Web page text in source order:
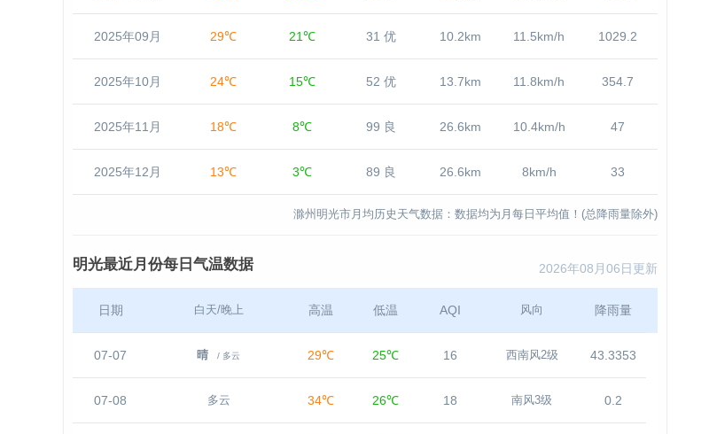
2025年09月 29℃ 21℃ 31 优 10.2km 11.5km/h 1029.2
2025年10月 24℃ 15℃ 52 优 13.7km 11.8km/h 354.7
2025年11月 18℃ 8℃ 99 良 26.6km 10.4km/h 47
2025年12月 13℃ 3℃ 89 良 26.6km 8km/h 33
滁州明光市月均历史天气数据：数据均为月每日平均值！(总降雨量除外)
2026年08月06日更新
明光最近月份每日气温数据
日期 白天/晚上 高温 低温 AQI 风向 降雨量
07-07 晴 / 多云 29℃ 25℃ 16 西南风2级 43.3353
07-08 多云 34℃ 26℃ 18 南风3级 0.2